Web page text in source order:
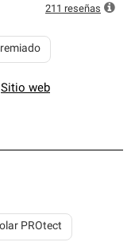
Sitio web
211 reseñas
PROtect